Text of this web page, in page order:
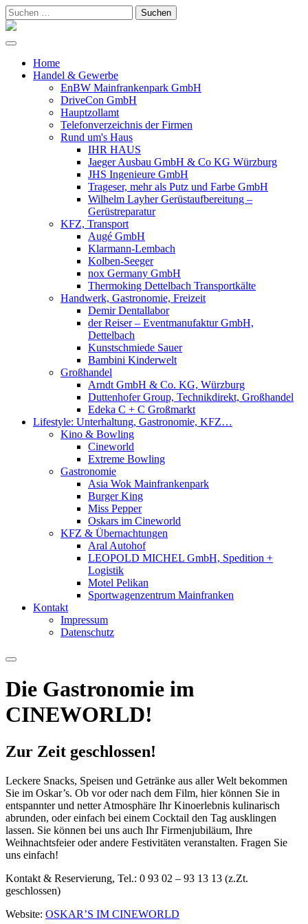
Suchen
nach:
Home
Handel & Gewerbe
EnBW Mainfrankenpark GmbH
DriveCon GmbH
Hauptzollamt
Telefonverzeichnis der Firmen
Rund um's Haus
IHR HAUS
Jaeger Ausbau GmbH & Co KG Würzburg
JHS Ingenieure GmbH
Trageser, mehr als Putz und Farbe GmbH
Wilhelm Layher Gerüstaufbereitung –
Gerüstreparatur
KFZ, Transport
Augé GmbH
Klarmann-Lembach
Kolben-Seeger
nox Germany GmbH
Thermoking Dettelbach Transportkälte
Handwerk, Gastronomie, Freizeit
Demir Dentallabor
der Reiser – Eventmanufaktur GmbH,
Dettelbach
Kunstschmiede Sauer
Bambini Kinderwelt
Großhandel
Arndt GmbH & Co. KG, Würzburg
Duttenhofer Group, Technikdirekt, Großhandel
Edeka C + C Großmarkt
Lifestyle: Unterhaltung, Gastronomie, KFZ…
Kino & Bowling
Cineworld
Extreme Bowling
Gastronomie
Asia Wok Mainfrankenpark
Burger King
Miss Pepper
Oskars im Cineworld
KFZ & Übernachtungen
Aral Autohof
LEOPOLD MICHEL GmbH, Spedition +
Logistik
Motel Pelikan
Sportwagenzentrum Mainfranken
Kontakt
Impressum
Datenschutz
Die Gastronomie im
CINEWORLD!
Zur Zeit geschlossen!
Leckere Snacks, Speisen und Getränke aus aller Welt bekommen
Sie im Oskar’s. Ob vor oder nach dem Film, hier können Sie in
entspannter und netter Atmosphäre Ihr Kinoerlebnis kulinarisch
abrunden, oder einfach bei einem Cocktail den Tag ausklingen
lassen. Sie können bei uns auch Ihr Firmenjubiläum, Ihre
Weihnachtsfeier oder andere Festivitäten veranstalten. Fragen Sie
uns einfach!
Kontakt & Reservierung, Tel.: 0 93 02 – 93 13 13 (z.Zt.
geschlossen)
Website: OSKAR’S IM CINEWORLD